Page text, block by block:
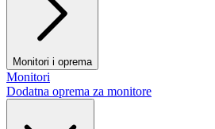
Monitori i oprema
Monitori
Dodatna oprema za monitore